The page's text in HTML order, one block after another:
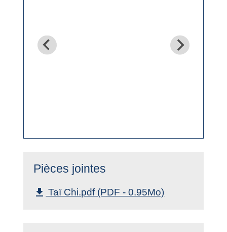
Pièces jointes
file_download Taï Chi.pdf (PDF - 0.95Mo)